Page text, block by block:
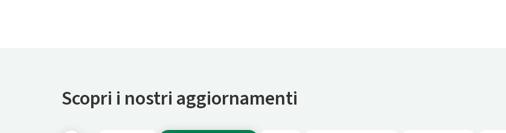
Scopri i nostri aggiornamenti